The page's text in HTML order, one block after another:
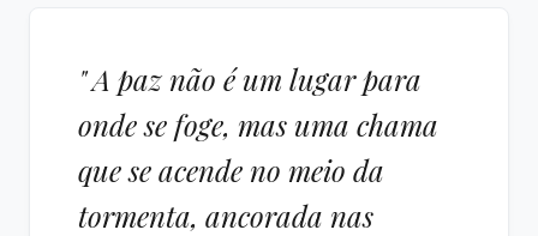
" A paz não é um lugar para
onde se foge, mas uma chama
que se acende no meio da
tormenta, ancorada nas